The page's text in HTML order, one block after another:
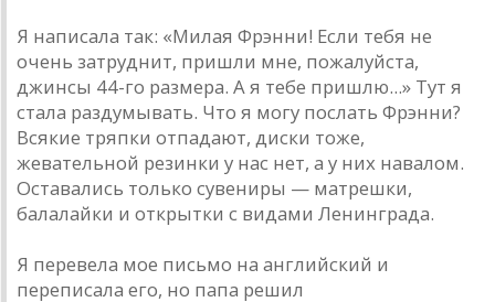
Я написала так: «Милая Фрэнни! Если тебя не
очень затруднит, пришли мне, пожалуйста,
джинсы 44-го размера. А я тебе пришлю...» Тут я
стала раздумывать. Что я могу послать Фрэнни?
Всякие тряпки отпадают, диски тоже,
жевательной резинки у нас нет, а у них навалом.
Оставались только сувениры — матрешки,
балалайки и открытки с видами Ленинграда.
Я перевела мое письмо на английский и
переписала его, но папа решил